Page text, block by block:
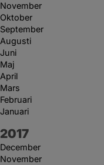
November
Oktober
September
Augusti
Juni
Maj
April
Mars
Februari
Januari
År:
2017
December
November